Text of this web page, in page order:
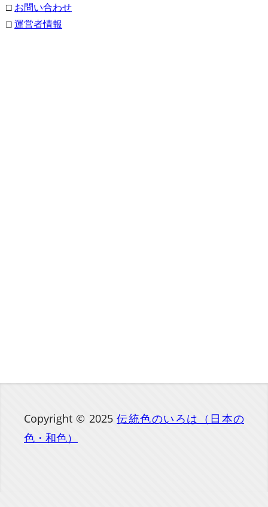
□ お問い合わせ
□運営者情報
Copyright © 2025伝統色のいろは（日本の
色・和色）